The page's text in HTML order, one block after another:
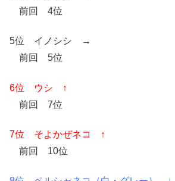
前回 4位
5位 イノシシ →
前回 5位
6位 ウシ ↑
前回 7位
7位 そよかぜネコ ↑
前回 10位